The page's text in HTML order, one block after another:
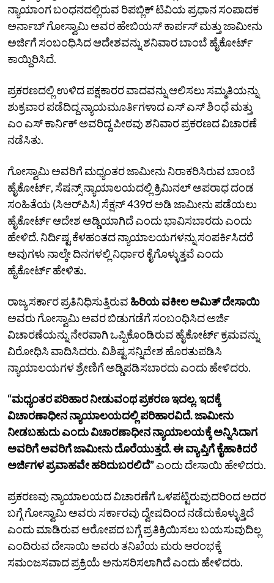
ನ್ಯಾಯಾಂಗ ಬಂಧನದಲ್ಲಿರುವ ರಿಪಬ್ಲಿಕ್‌ ಟಿವಿಯ ಪ್ರಧಾನ ಸಂಪಾದಕ
ಅರ್ನಾಬ್‌ ಗೋಸ್ವಾಮಿ ಅವರ ಹೇಬಿಯಸ್‌ ಕಾರ್ಪಸ್‌ ಮತ್ತು ಜಾಮೀನು
ಅರ್ಜಿಗೆ ಸಂಬಂಧಿಸಿದ ಆದೇಶವನ್ನು ಶನಿವಾರ ಬಾಂಬೆ ಹೈಕೋರ್ಟ್‌
ಕಾಯ್ದಿರಿಸಿದೆ.
ಪ್ರಕರಣದಲ್ಲಿ ಉಳಿದ ಪಕ್ಷಕಾರರ ವಾದವನ್ನು ಆಲಿಸಲು ಸಮ್ಮತಿಯನ್ನು
ಶುಕ್ರವಾರ ಪಡೆದಿದ್ದ ನ್ಯಾಯಮೂರ್ತಿಗಳಾದ ಎಸ್‌ ಎಸ್‌ ಶಿಂಧೆ ಮತ್ತು
ಎಂ ಎಸ್‌ ಕಾರ್ನಿಕ್‌ ಅವರಿದ್ದ ಪೀಠವು ಶನಿವಾರ ಪ್ರಕರಣದ ವಿಚಾರಣೆ
ನಡೆಸಿತು.
ಗೋಸ್ವಾಮಿ ಅವರಿಗೆ ಮಧ್ಯಂತರ ಜಾಮೀನು ನಿರಾಕರಿಸಿರುವ ಬಾಂಬೆ
ಹೈಕೋರ್ಟ್‌, ಸೆಷನ್ಸ್‌ ನ್ಯಾಯಾಲಯದಲ್ಲಿ ಕ್ರಿಮಿನಲ್ ಅಪರಾಧ ದಂಡ
ಸಂಹಿತೆಯ (ಸಿಆರ್‌ಪಿಸಿ) ಸೆಕ್ಷನ್‌ 439ರ ಅಡಿ ಜಾಮೀನು ಪಡೆಯಲು
ಹೈಕೋರ್ಟ್‌ ಆದೇಶ ಅಡ್ಡಿಯಾಗಿದೆ ಎಂದು ಭಾವಿಸಬಾರದು ಎಂದು
ಹೇಳಿದೆ. ನಿರ್ದಿಷ್ಟ ಕೆಳಹಂತದ ನ್ಯಾಯಾಲಯಗಳನ್ನು ಸಂಪರ್ಕಿಸಿದರೆ
ಅವುಗಳು ನಾಲ್ಕೇ ದಿನಗಳಲ್ಲಿ ನಿರ್ಧಾರ ಕೈಗೊಳ್ಳುತ್ತವೆ ಎಂದು
ಹೈಕೋರ್ಟ್‌ ಹೇಳಿತು.
ರಾಜ್ಯ ಸರ್ಕಾರ ಪ್ರತಿನಿಧಿಸುತ್ತಿರುವ ಹಿರಿಯ ವಕೀಲ ಅಮಿತ್‌ ದೇಸಾಯಿ
ಅವರು ಗೋಸ್ವಾಮಿ ಅವರ ಬಿಡುಗಡೆಗೆ ಸಂಬಂಧಿಸಿದ ಅರ್ಜಿ
ವಿಚಾರಣೆಯನ್ನು ನೇರವಾಗಿ ಒಪ್ಪಿಕೊಂಡಿರುವ ಹೈಕೋರ್ಟ್‌ ಕ್ರಮವನ್ನು
ವಿರೋಧಿಸಿ ವಾದಿಸಿದರು. ವಿಶಿಷ್ಟ ಸನ್ನಿವೇಶ ಹೊರತುಪಡಿಸಿ
ನ್ಯಾಯಾಲಯಗಳ ಶ್ರೇಣಿಗೆ ಅಡ್ಡಿಪಡಿಸಬಾರದು ಎಂದು ಹೇಳಿದರು.
“ಮಧ್ಯಂತರ ಪರಿಹಾರ ನೀಡುವಂಥ ಪ್ರಕರಣ ಇದಲ್ಲ. ಇದಕ್ಕೆ
ವಿಚಾರಣಾಧೀನ ನ್ಯಾಯಾಲಯದಲ್ಲಿ ಪರಿಹಾರವಿದೆ. ಜಾಮೀನು
ನೀಡಬಹುದು ಎಂದು ವಿಚಾರಣಾಧೀನ ನ್ಯಾಯಾಲಯಕ್ಕೆ ಅನ್ನಿಸಿದಾಗ
ಅವರಿಗೆ ಅವರಿಗೆ ಜಾಮೀನು ದೊರೆಯುತ್ತದೆ. ಈ ವ್ಯಾಪ್ತಿಗೆ ಕೈಹಾಕಿದರೆ
ಅರ್ಜಿಗಳ ಪ್ರವಾಹವೇ ಹರಿದುಬರಲಿದೆ”ಎಂದು ದೇಸಾಯಿ ಹೇಳಿದರು.
ಪ್ರಕರಣವು ನ್ಯಾಯಾಲಯದ ವಿಚಾರಣೆಗೆ ಒಳಪಟ್ಟಿರುವುದರಿಂದ ಅದರ
ಬಗ್ಗೆ ಗೋಸ್ವಾಮಿ ಅವರು ಸರ್ಕಾರವು ದ್ವೇಷದಿಂದ ನಡೆದುಕೊಳ್ಳುತ್ತಿದೆ
ಎಂದು ಮಾಡಿರುವ ಆರೋಪದ ಬಗ್ಗೆ ಪ್ರತಿಕ್ರಿಯಿಸಲು ಬಯಸುವುದಿಲ್ಲ
ಎಂದಿರುವ ದೇಸಾಯಿ ಅವರು ತನಿಖೆಯ ಮರು ಆರಂಭಕ್ಕೆ
ಸಮಂಜಸವಾದ ಪ್ರಕ್ರಿಯೆ ಅನುಸರಿಸಲಾಗಿದೆ ಎಂದು ಹೇಳಿದರು.